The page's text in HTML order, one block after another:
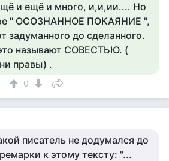
и ещё и много, и,и,ии.... Но
" ОСОЗНАННОЕ ПОКАЯНИЕ ",
задуманного до сделанного.
называют СОВЕСТЬЮ. (
правы) .
0
писатель не додумался до
к этому тексту: "...